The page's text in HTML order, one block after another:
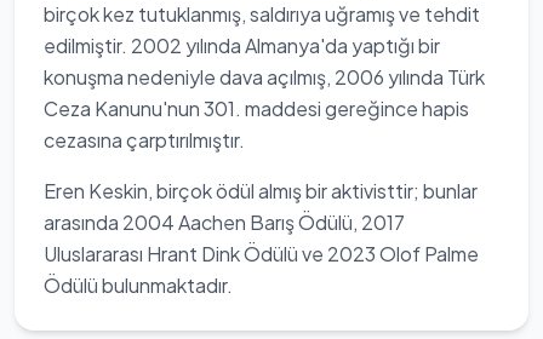
birçok kez tutuklanmış, saldırıya uğramış ve tehdit
edilmiştir. 2002 yılında Almanya'da yaptığı bir
konuşma nedeniyle dava açılmış, 2006 yılında Türk
Ceza Kanunu'nun 301. maddesi gereğince hapis
cezasına çarptırılmıştır.
Eren Keskin, birçok ödül almış bir aktivisttir; bunlar
arasında 2004 Aachen Barış Ödülü, 2017
Uluslararası Hrant Dink Ödülü ve 2023 Olof Palme
Ödülü bulunmaktadır.